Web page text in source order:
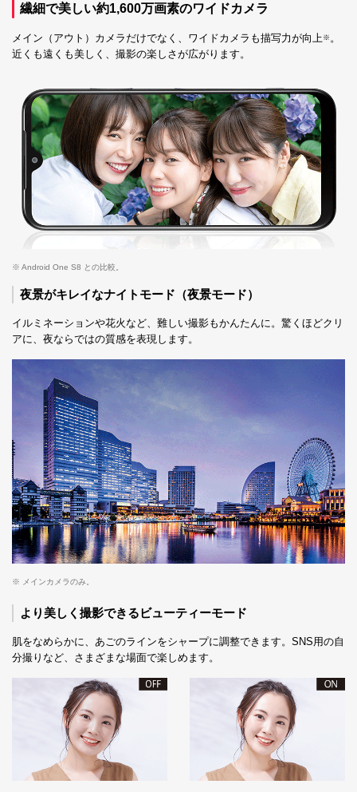
繊細で美しい約1,600万画素のワイドカメラ
メイン（アウト）カメラだけでなく、ワイドカメラも描写力が向上 ※ 。
近くも遠くも美しく、撮影の楽しさが広がります。
※ Android One S8 との比較。
夜景がキレイなナイトモード（夜景モード）
イルミネーションや花火など、難しい撮影もかんたんに。驚くほどクリ
アに、夜ならではの質感を表現します。
※ メインカメラのみ。
より美しく撮影できるビューティーモード
肌をなめらかに、あごのラインをシャープに調整できます。SNS用の自
分撮りなど、さまざまな場面で楽しめます。